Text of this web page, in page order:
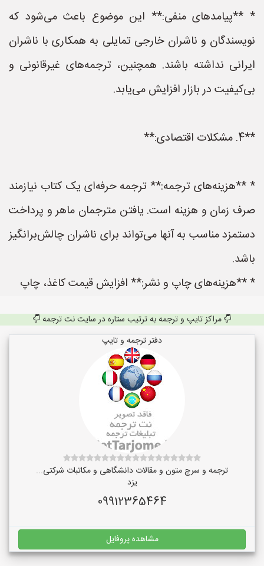
* **پیامدهای منفی:** این موضوع باعث می‌شود که
نویسندگان و ناشران خارجی تمایلی به همکاری با ناشران
ایرانی نداشته باشند. همچنین، ترجمه‌های غیرقانونی و
بی‌کیفیت در بازار افزایش می‌یابد.
**4. مشکلات اقتصادی:**
* **هزینه‌های ترجمه:** ترجمه حرفه‌ای یک کتاب نیازمند
صرف زمان و هزینه است. یافتن مترجمان ماهر و پرداخت
دستمزد مناسب به آنها می‌تواند برای ناشران چالش‌برانگیز
باشد.
* **هزینه‌های چاپ و نشر:** افزایش قیمت کاغذ، چاپ
مراکز تایپ و ترجمه به ترتیب ستاره در سایت نت ترجمه
دفتر ترجمه و تایپ
ترجمه و سرچ متون و مقالات دانشگاهی و مکاتبات شرکتی...
یزد
09912365464
مشاهده پروفایل